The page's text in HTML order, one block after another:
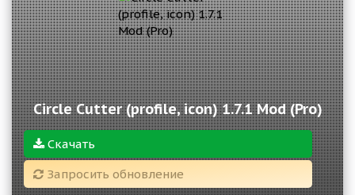
Circle Cutter (profile, icon) 1.7.1 Mod (Pro)
Скачать
Запросить обновление